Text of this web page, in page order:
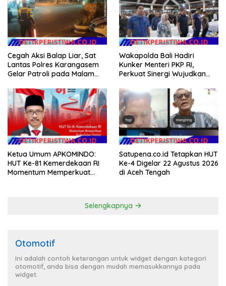
Cegah Aksi Balap Liar, Sat
Lantas Polres Karangasem
Gelar Patroli pada Malam
Wakapolda Bali Hadiri
Kunker Menteri PKP RI,
Perkuat Sinergi Wujudkan
Masyarakat
Ketua Umum APKOMINDO:
HUT Ke-81 Kemerdekaan RI
Momentum Memperkuat
Satupena.co.id Tetapkan HUT
Ke-4 Digelar 22 Agustus 2026
di Aceh Tengah
Selengkapnya
Otomotif
Ini adalah contoh keterangan untuk widget dengan kategori
otomotif, anda bisa dengan mudah memasukkannya pada
widget.